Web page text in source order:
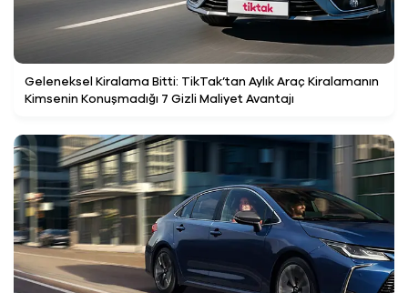
Geleneksel Kiralama Bitti: TikTak’tan Aylık Araç Kiralamanın
Kimsenin Konuşmadığı 7 Gizli Maliyet Avantajı